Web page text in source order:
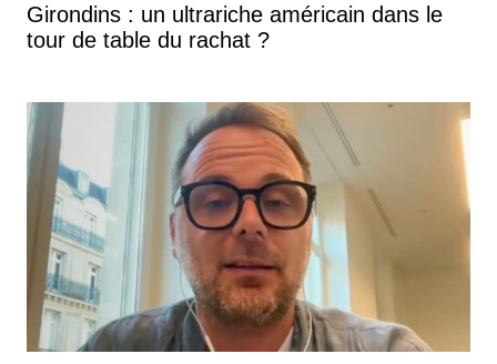
Girondins : un ultrariche américain dans le
tour de table du rachat ?